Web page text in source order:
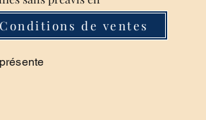
Conditions de ventes